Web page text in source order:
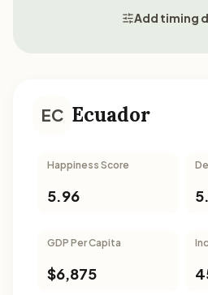
Add timing
EC Ecuador
Happiness Score
5.96
GDP Per Capita
$6,875